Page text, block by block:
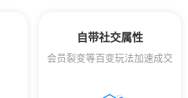
自带社交属性
会员裂变等百变玩法加速成交